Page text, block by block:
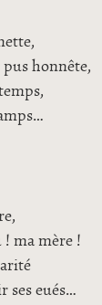
pus honnête,
! ma mère !
ses eués…